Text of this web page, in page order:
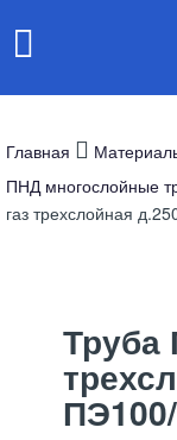
Главная
ПНД многослойные
газ трехслойная
Труба